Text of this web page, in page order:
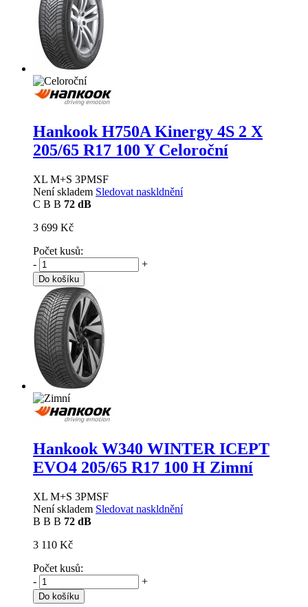
Hankook H750A Kinergy 4S 2 X
205/65 R17 100 Y Celoroční
XL M+S 3PMSF
Není skladem Sledovat naskldnění
C B B 72 dB
3 699 Kč
Počet kusů:
-
+
Do košíku
Hankook W340 WINTER ICEPT
EVO4 205/65 R17 100 H Zimní
XL M+S 3PMSF
Není skladem Sledovat naskldnění
B B B 72 dB
3 110 Kč
Počet kusů:
-
+
Do košíku